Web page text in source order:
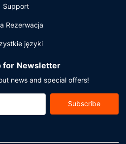
Support
Rezerwacja
języki
for Newsletter
news and special offers!
Subscribe